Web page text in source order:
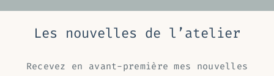
Les nouvelles de l’atelier
Recevez en avant-première mes nouvelles